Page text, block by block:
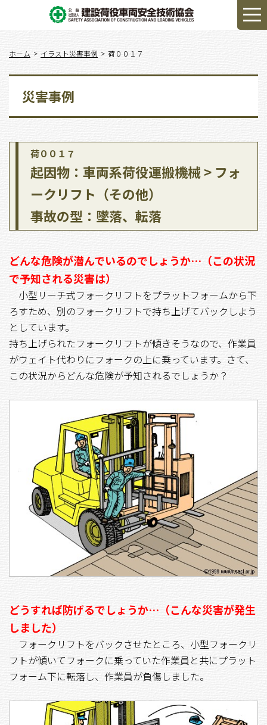
ホーム イラスト災害事例 荷００１７
災害事例
荷００１７
起因物：車両系荷役運搬機械 > フォ
ークリフト（その他）
事故の型：墜落、転落
どんな危険が潜んでいるのでしょうか…（この状況
で予知される災害は）
小型リーチ式フォークリフトをプラットフォームから下
ろすため、別のフォークリフトで持ち上げてバックしよう
としています。
持ち上げられたフォークリフトが傾きそうなので、作業員
がウェイト代わりにフォークの上に乗っています。さて、
この状況からどんな危険が予知されるでしょうか？
どうすれば防げるでしょうか…（こんな災害が発生
しました）
フォークリフトをバックさせたところ、小型フォークリ
フトが傾いてフォークに乗っていた作業員と共にプラット
フォーム下に転落し、作業員が負傷しました。